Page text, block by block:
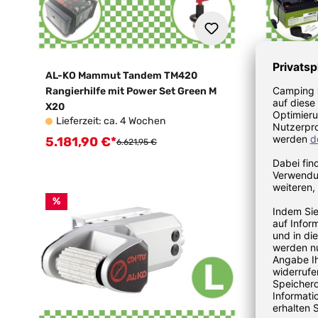
AL-KO Mammut Tandem TM420
Rangierhilfe mit Power Set Green M
X20
Lieferzeit: ca. 4 Wochen
Verkaufspreis:
5.181,90 €*Regulärer Preis:
6.621,95 €
AL-KO
Enduro
%